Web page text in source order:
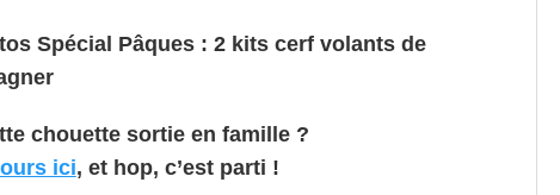
Spécial Pâques : 2 kits cerf volants de
chouette sortie en famille ?
ici, et hop, c’est parti !